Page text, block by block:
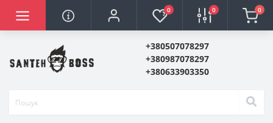
0 0 0
+380507078297
+380987078297
+380633903350